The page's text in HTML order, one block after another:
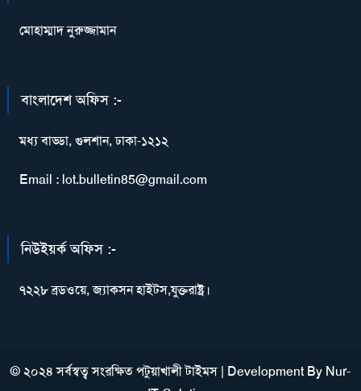
মোহাম্মাদ নুরুজ্জামান
বাংলাদেশ অফিস :-
মধ্য বাড্ডা, গুলশান, ঢাকা-১২১২
Email : lot.bulletin85@gmail.com
নিউইয়র্ক অফিস :-
৭২২৮ ব্রডওয়ে, জ্যাকসন হাইটস,যুক্তরাষ্ট্র।
© ২০২৪ সর্বস্বত্ব সংরক্ষিত পটুয়াখালী টাইমস | Development By Nur-